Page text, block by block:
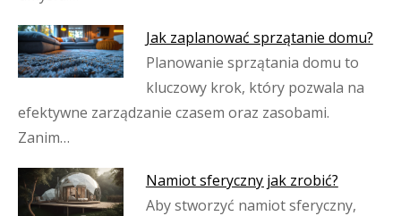
Jak zaplanować sprzątanie domu?
Planowanie sprzątania domu to
kluczowy krok, który pozwala na
efektywne zarządzanie czasem oraz zasobami.
Zanim…
Namiot sferyczny jak zrobić?
Aby stworzyć namiot sferyczny,